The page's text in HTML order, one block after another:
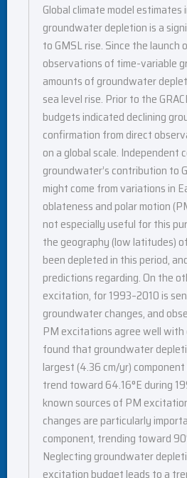
Global climate model
groundwater depletion is a
to GMSL rise. Since the launch
observations of time-variable
amounts of groundwater
sea level rise. Prior to the
budgets indicated declining
confirmation from direct
on a global scale. Independent
groundwater’s contribution to
might come from variations in
oblateness and polar motion
not especially useful for this
the geography (low latitudes)
been depleted in this period,
predictions regarding. On the
excitation, for 1993–2010 is
groundwater changes, and
PM excitations agree well with
found that groundwater
largest (4.36 cm/yr)
trend toward 64.16°E during
known sources of PM
changes are particularly
component, trending toward
Neglecting groundwater
excitation budget leads to a